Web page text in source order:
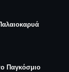
Παγκόσμιο